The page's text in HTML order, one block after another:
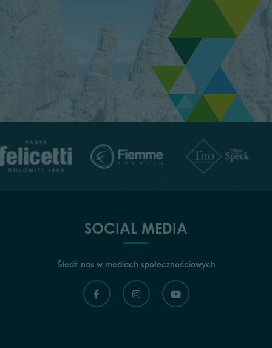
SOCIAL MEDIA
Śledź nas w mediach społecznościowych